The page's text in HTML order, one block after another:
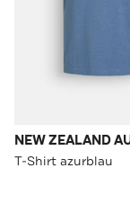
NEW ZEALAND
T-Shirt azurblau